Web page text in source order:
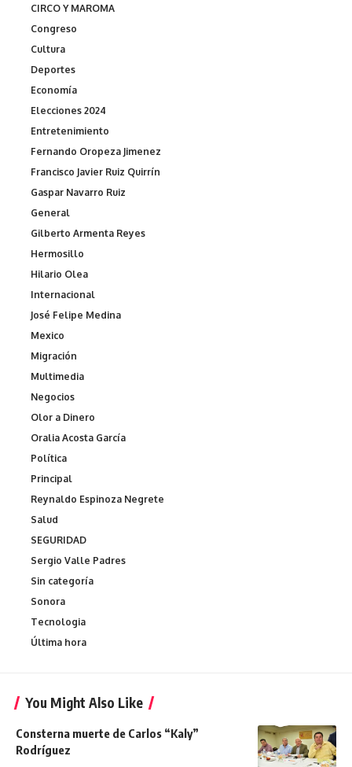
CIRCO Y MAROMA
Congreso
Cultura
Deportes
Economía
Elecciones 2024
Entretenimiento
Fernando Oropeza Jimenez
Francisco Javier Ruiz Quirrín
Gaspar Navarro Ruiz
General
Gilberto Armenta Reyes
Hermosillo
Hilario Olea
Internacional
José Felipe Medina
Mexico
Migración
Multimedia
Negocios
Olor a Dinero
Oralia Acosta García
Política
Principal
Reynaldo Espinoza Negrete
Salud
SEGURIDAD
Sergio Valle Padres
Sin categoría
Sonora
Tecnologia
Última hora
You Might Also Like
Consterna muerte de Carlos “Kaly”
Rodríguez